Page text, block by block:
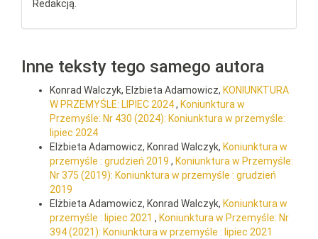
Redakcją.
Inne teksty tego samego autora
Konrad Walczyk, Elżbieta Adamowicz, KONIUNKTURA
W PRZEMYŚLE: LIPIEC 2024, Koniunktura w
Przemyśle: Nr 430 (2024): Koniunktura w przemyśle:
lipiec 2024
Elżbieta Adamowicz, Konrad Walczyk, Koniunktura w
przemyśle : grudzień 2019 , Koniunktura w Przemyśle:
Nr 375 (2019): Koniunktura w przemyśle : grudzień
2019
Elżbieta Adamowicz, Konrad Walczyk, Koniunktura w
przemyśle : lipiec 2021 , Koniunktura w Przemyśle: Nr
394 (2021): Koniunktura w przemyśle : lipiec 2021